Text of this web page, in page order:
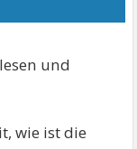
und
wie ist die